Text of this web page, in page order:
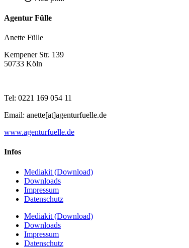
Agentur Fülle
Anette Fülle
Kempener Str. 139
50733 Köln
Tel: 0221 169 054 11
Email: anette[at]agenturfuelle.de
www.agenturfuelle.de
Infos
Mediakit (Download)
Downloads
Impressum
Datenschutz
Mediakit (Download)
Downloads
Impressum
Datenschutz